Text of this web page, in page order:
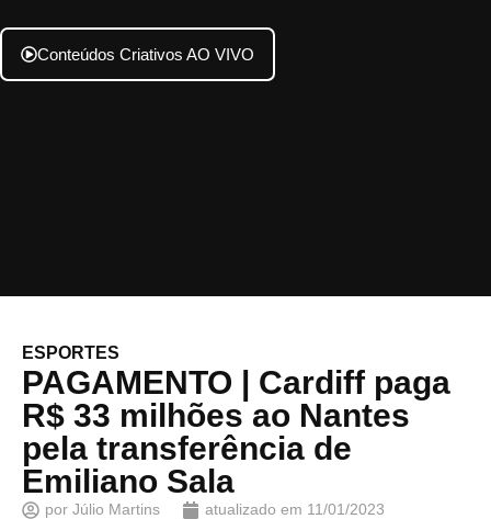
Conteúdos Criativos AO VIVO
ESPORTES
PAGAMENTO | Cardiff paga
R$ 33 milhões ao Nantes
pela transferência de
Emiliano Sala
por Júlio Martins atualizado em 11/01/2023